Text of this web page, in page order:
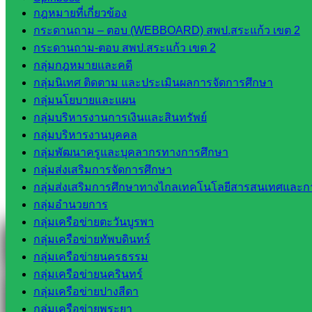
กฎหมายที่เกี่ยวข้อง
กระดานถาม – ตอบ (WEBBOARD) สพป.สระแก้ว เขต 2
กระดานถาม-ตอบ สพป.สระแก้ว เขต 2
กลุ่มกฎหมายและคดี
กลุ่มนิเทศ ติดตาม และประเมินผลการจัดการศึกษา
กลุ่มนโยบายและแผน
กลุ่มบริหารงานการเงินและสินทรัพย์
กลุ่มบริหารงานบุคคล
กลุ่มพัฒนาครูและบุคลากรทางการศึกษา
กลุ่มส่งเสริมการจัดการศึกษา
กลุ่มส่งเสริมการศึกษาทางไกลเทคโนโลยีสารสนเทศและ
กลุ่มอำนวยการ
กลุ่มเครือข่ายตะวันบูรพา
กลุ่มเครือข่ายทัพบดินทร์
กลุ่มเครือข่ายนครธรรม
กลุ่มเครือข่ายนครินทร์
กลุ่มเครือข่ายปางสีดา
กลุ่มเครือข่ายพระยา
Line
Tel 037-232263:
Messenger
Facebook